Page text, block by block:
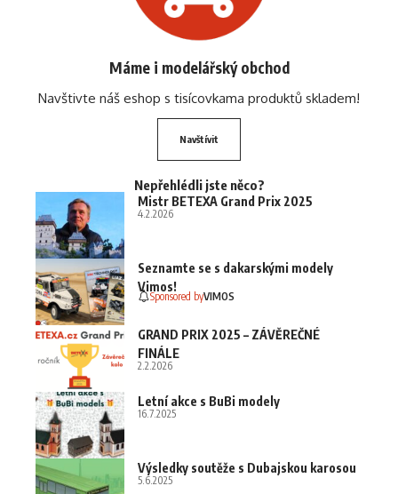
Máme i modelářský obchod
Navštivte náš eshop s tisícovkama produktů skladem!
Navštívit
Nepřehlédli jste něco?
Mistr BETEXA Grand Prix 2025
4.2.2026
Seznamte se s dakarskými modely
Vimos!
Sponsored byVIMOS
GRAND PRIX 2025 – ZÁVĚREČNÉ
FINÁLE
2.2.2026
Letní akce s BuBi modely
16.7.2025
Výsledky soutěže s Dubajskou karosou
5.6.2025